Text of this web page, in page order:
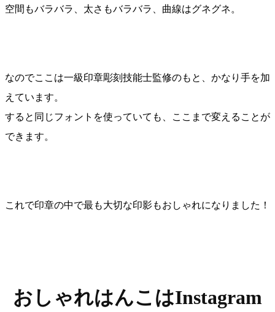
空間もバラバラ、太さもバラバラ、曲線はグネグネ。
なのでここは一級印章彫刻技能士監修のもと、かなり手を加
えています。
すると同じフォントを使っていても、ここまで変えることが
できます。
これで印章の中で最も大切な印影もおしゃれになりました！
おしゃれはんこはInstagram